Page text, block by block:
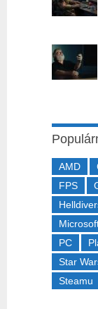
AMD
FPS
PC
Star
Steamu